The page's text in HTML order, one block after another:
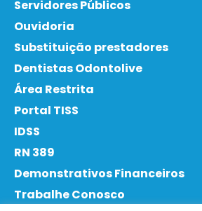
Servidores Públicos
Ouvidoria
Substituição prestadores
Dentistas Odontolive
Área Restrita
Portal TISS
IDSS
RN 389
Demonstrativos Financeiros
Trabalhe Conosco